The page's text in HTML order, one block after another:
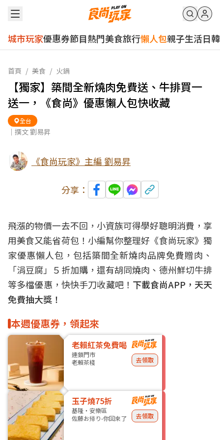
城市玩家優惠券節目熱門美食旅行懶人包親子生活日韓
首頁 / 美食 / 火鍋
【獨家】築間全新燒肉免費送、牛排買一
送一，《食尚》優惠懶人包快收藏
全台
｜撰文 劉易昇
《食尚玩家》主編 劉易昇
分享：
飛漲的物價一去不回，小資族可得學好聰明消費，享
用美食又能省荷包！小編幫你整理好《食尚玩家》獨
家優惠懶人包，包括築間全新燒肉品牌免費贈肉、
「涓豆腐」５折加購，還有胡同燒肉、德州鮮切牛排
等多檔優惠，快快手刀收藏吧！ 下載食尚APP，天天
免費抽大獎！
本週優惠券，領起來
老賴紅茶免費喝
連鎖門市
老賴茶棧
去領取
玉子燒75折
基隆・安樂區
佐藤お帰り-你回來了
去領取